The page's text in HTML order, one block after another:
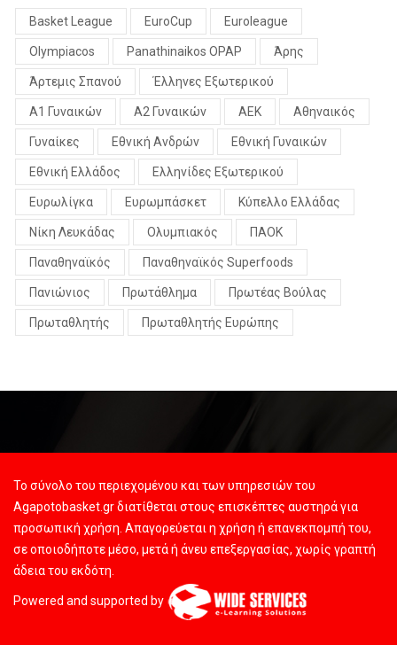
Basket League EuroCup Euroleague
Olympiacos Panathinaikos OPAP Άρης
Άρτεμις Σπανού Έλληνες Εξωτερικού
Α1 Γυναικών Α2 Γυναικών ΑΕΚ Αθηναικός
Γυναίκες Εθνική Ανδρών Εθνική Γυναικών
Εθνική Ελλάδος Ελληνίδες Εξωτερικού
Ευρωλίγκα Ευρωμπάσκετ Κύπελλο Ελλάδας
Νίκη Λευκάδας Ολυμπιακός ΠΑΟΚ
Παναθηναϊκός Παναθηναϊκός Superfoods
Πανιώνιος Πρωτάθλημα Πρωτέας Βούλας
Πρωταθλητής Πρωταθλητής Ευρώπης
Το σύνολο του περιεχομένου και των υπηρεσιών του
Agapotobasket.gr διατίθεται στους επισκέπτες αυστηρά για
προσωπική χρήση. Απαγορεύεται η χρήση ή επανεκπομπή του,
σε οποιοδήποτε μέσο, μετά ή άνευ επεξεργασίας, χωρίς γραπτή
άδεια του εκδότη.
Powered and supported by